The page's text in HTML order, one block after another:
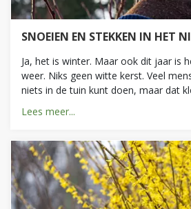
SNOEIEN EN STEKKEN IN HET
Ja, het is winter. Maar ook dit jaar is
weer. Niks geen witte kerst. Veel
niets in de tuin kunt doen, maar dat
Lees meer...